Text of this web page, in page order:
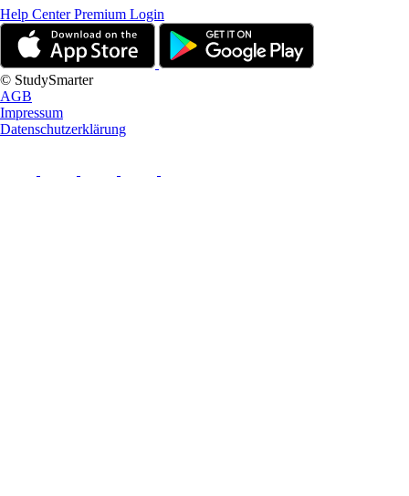
Help CenterPremium Login
© StudySmarter
AGB
Impressum
Datenschutzerklärung